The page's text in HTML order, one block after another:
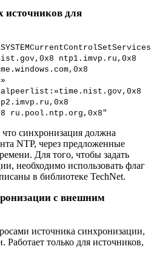
источников для
ntp1.imvp.ru,0x8
ru.pool.ntp.org,0x8″
что синхронизация должна
NTP, через предложенные
Для того, чтобы задать
необходимо использовать флаг
в библиотеке TechNet.
с внешним
источника синхронизации,
только для источников,